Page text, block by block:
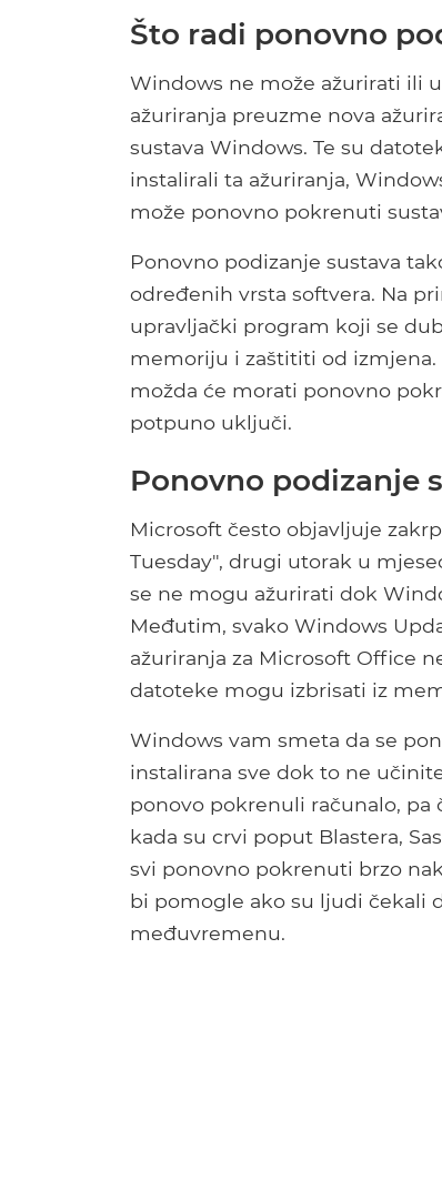
Što radi ponovno
Windows ne može ažurirati ili
ažuriranja preuzme nova
sustava Windows. Te su
instalirali ta ažuriranja,
može ponovno pokrenuti
Ponovno podizanje sustava
određenih vrsta softvera. Na
upravljački program koji se
memoriju i zaštititi od
možda će morati ponovno
potpuno uključi.
Ponovno podizanje
Microsoft često objavljuje
Tuesday", drugi utorak u
se ne mogu ažurirati dok
Međutim, svako Windows
ažuriranja za Microsoft Office
datoteke mogu izbrisati iz
Windows vam smeta da se
instalirana sve dok to ne
ponovo pokrenuli računalo, pa
kada su crvi poput Blastera,
svi ponovno pokrenuti brzo
bi pomogle ako su ljudi čekali
međuvremenu.